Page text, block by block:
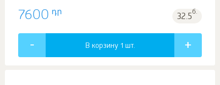
7600 դր 32.5б.
В корзину 1 шт.